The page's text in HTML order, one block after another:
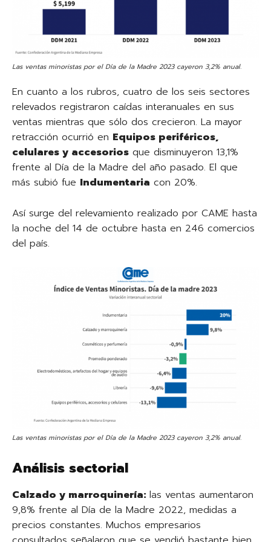
Las ventas minoristas por el Día de la Madre 2023 cayeron 3,2% anual.
En cuanto a los rubros, cuatro de los seis sectores
relevados registraron caídas interanuales en sus
ventas mientras que sólo dos crecieron. La mayor
retracción ocurrió en Equipos periféricos,
celulares y accesorios que disminuyeron 13,1%
frente al Día de la Madre del año pasado. El que
más subió fue Indumentaria con 20%.
Así surge del relevamiento realizado por CAME hasta
la noche del 14 de octubre hasta en 246 comercios
del país.
Las ventas minoristas por el Día de la Madre 2023 cayeron 3,2% anual.
Análisis sectorial
Calzado y marroquinería: las ventas aumentaron
9,8% frente al Día de la Madre 2022, medidas a
precios constantes. Muchos empresarios